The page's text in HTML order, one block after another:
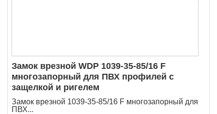
Замок врезной WDP 1039-35-85/16 F
многозапорный для ПВХ профилей с
защелкой и ригелем
Замок врезной 1039-35-85/16 F многозапорный для
ПВХ...